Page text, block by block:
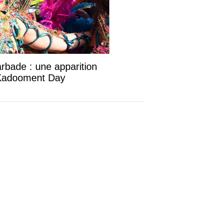
: une apparition
Day